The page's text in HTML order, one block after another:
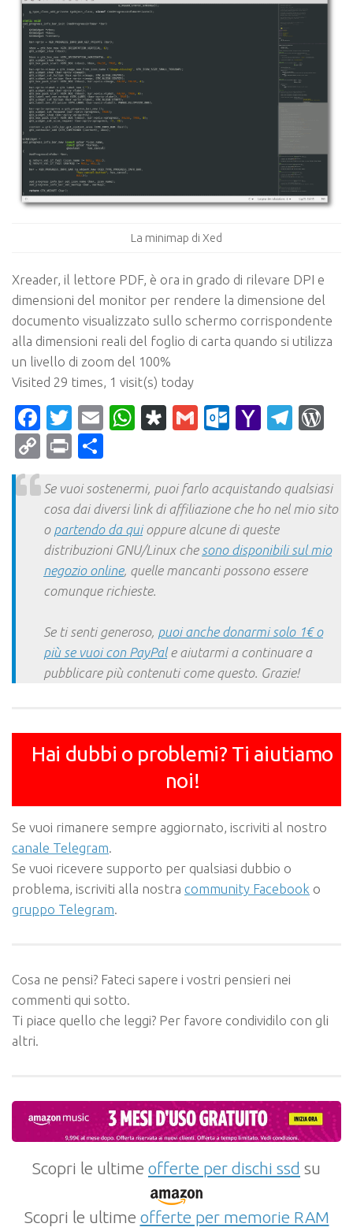
La minimap di Xed
Xreader, il lettore PDF, è ora in grado di rilevare DPI e
dimensioni del monitor per rendere la dimensione del
documento visualizzato sullo schermo corrispondente
alla dimensioni reali del foglio di carta quando si utilizza
un livello di zoom del 100%
Visited 29 times, 1 visit(s) today
Facebook
Twitter
EmailWhatsApp
Diaspora
Gmail Yahoo
CopyPrint
Se vuoi sostenermi, puoi farlo acquistando qualsiasi
cosa dai diversi link di affiliazione che ho nel mio sito
o partendo da quioppure alcune di queste
distribuzioni GNU/Linux che sono disponibili sul mio
negozio online, quelle mancanti possono essere
comunque richieste.
Se ti senti generoso, puoi anche donarmi solo 1€ o
più se vuoi con PayPale aiutarmi a continuare a
pubblicare più contenuti come questo. Grazie!
Hai dubbi o problemi? Ti aiutiamo
noi!
Se vuoi rimanere sempre aggiornato, iscriviti al nostro
canale Telegram.
Se vuoi ricevere supporto per qualsiasi dubbio o
problema, iscriviti alla nostra community Facebook o
gruppo Telegram.
Cosa ne pensi? Fateci sapere i vostri pensieri nei
commenti qui sotto.
Ti piace quello che leggi? Per favore condividilo con gli
altri.
Scopri le ultime offerte per dischi ssd su
Scopri le ultime offerte per memorie RAM